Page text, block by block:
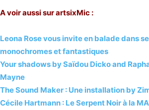
A voir aussi sur artsixMic :
Leona Rose vous invite en balade dans
monochromes et fantastiques
Your shadows by Saïdou Dicko and
Mayne
The Sound Maker : Une installation by
Cécile Hartmann : Le Serpent Noir à la